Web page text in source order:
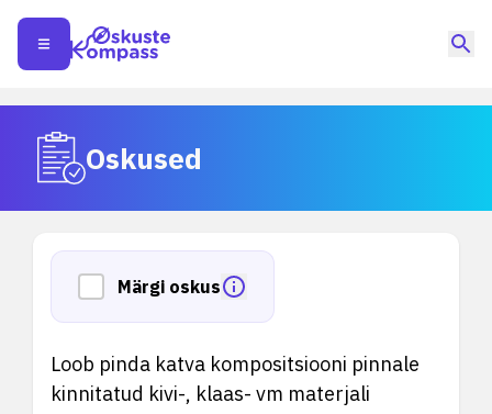
Oskused
Märgi oskus
Loob pinda katva kompositsiooni pinnale
kinnitatud kivi-, klaas- vm materjali